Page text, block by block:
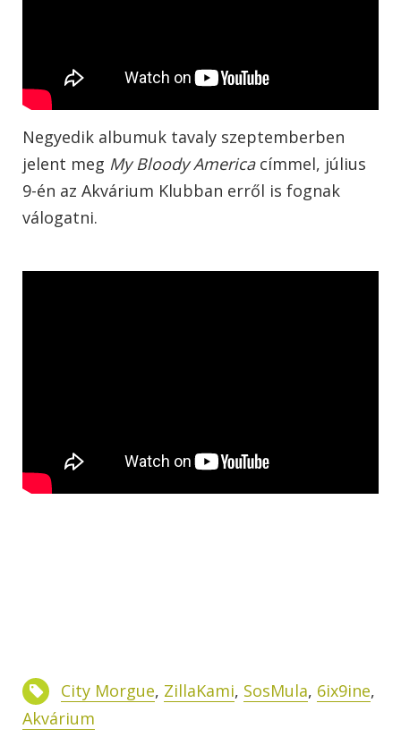
Negyedik albumuk tavaly szeptemberben
jelent meg My Bloody Americacímmel, július
9-én az Akvárium Klubban erről is fognak
válogatni.
City Morgue, ZillaKami, SosMula, 6ix9ine,
Akvárium